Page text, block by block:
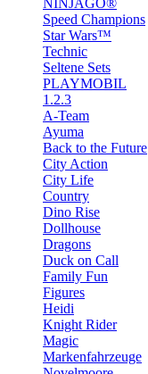
NINJAGO®
Speed Champions
Star Wars™
Technic
Seltene Sets
PLAYMOBIL
1.2.3
A-Team
Ayuma
Back to the Future
City Action
City Life
Country
Dino Rise
Dollhouse
Dragons
Duck on Call
Family Fun
Figures
Heidi
Knight Rider
Magic
Markenfahrzeuge